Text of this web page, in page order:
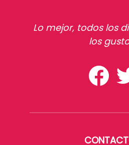
Lo mejor, todos los
los